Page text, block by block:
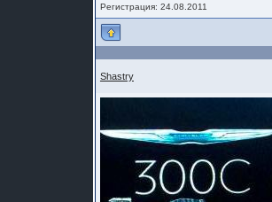
Регистрация: 24.08.2011
Shastry